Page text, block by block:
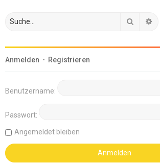
Suche
Anmelden • Registrieren
Benutzername:
Passwort:
Angemeldet bleiben